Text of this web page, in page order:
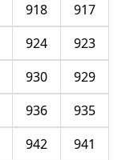
917
918
923
924
929
930
935
936
941
942